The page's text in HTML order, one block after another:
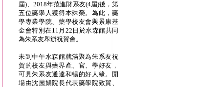
屆)、2018年范進財系友(4屆)後，第
五位藥學人獲得本殊榮。為此，藥
學專業學院、藥學校友會與景康基
金會特別在11月22日於水森館共同
為朱系友舉辦祝賀會。
未到中午水森館就滿聚為朱系友祝
賀的校友與藥界產、官、學好友，
可見朱系友通達和暢的好人緣。開
場由沈麗娟院長代表藥學院致賀、